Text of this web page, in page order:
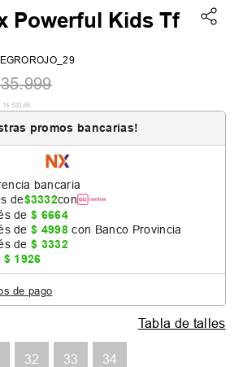
Powerful Kids Tf
35.999
16 520 66
promos bancarias!
bancaria
de$3332con
de$ 6664
de$ 4998 con Banco Provincia
de$ 3332
$ 1926
de pago
32 33 34
Tabla de talles